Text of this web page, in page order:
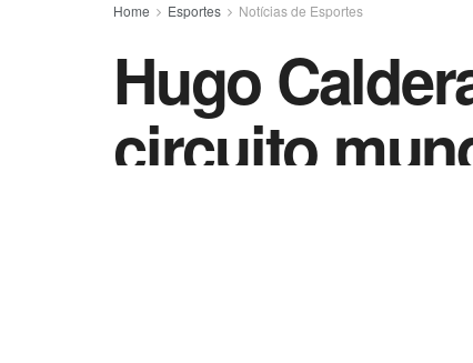
Home Esportes Notícias de Esportes
Hugo
circuito